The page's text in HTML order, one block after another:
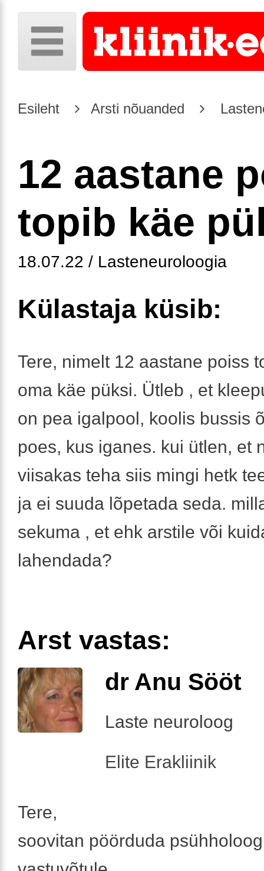
Esileht Arsti nõuanded
12 aastane
topib käe
18.07.22 / Lasteneuroloogia
Külastaja küsib:
Tere, nimelt 12 aastane poiss
oma käe püksi. Ütleb , et
on pea igalpool, koolis bussis
poes, kus iganes. kui ütlen, et
viisakas teha siis mingi hetk
ja ei suuda lõpetada seda.
sekuma , et ehk arstile või
lahendada?
Arst vastas:
dr Anu Sööt
Laste neuroloog
Elite Erakliinik
Tere,
soovitan pöörduda